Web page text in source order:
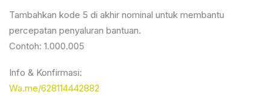
Tambahkan kode 5 di akhir nominal untuk membantu
percepatan penyaluran bantuan.
Contoh: 1.000.005
Info & Konfirmasi:
Wa.me/628114442882